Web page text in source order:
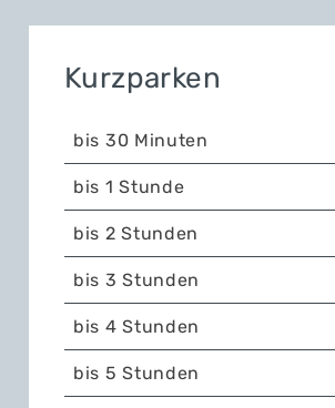
Kurzparken
bis 30 Minuten
bis 1 Stunde
bis 2 Stunden
bis 3 Stunden
bis 4 Stunden
bis 5 Stunden